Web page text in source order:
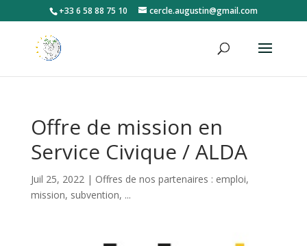
+33 6 58 88 75 10 cercle.augustin@gmail.com
Offre de mission en
Service Civique / ALDA
Juil 25, 2022| Offres de nos partenaires : emploi,
mission, subvention, ...